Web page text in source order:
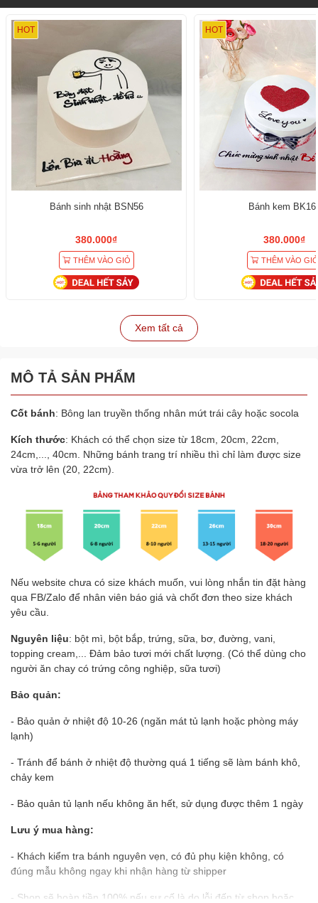
HOT
Bánh sinh nhật BSN56
380.000₫
THÊM VÀO GIỎ
HOT
Bánh kem
380.000₫
THÊM VÀO GIỎ
Xem tất cả
MÔ TẢ SẢN PHẨM
Cốt bánh: Bông lan truyền thống nhân mứt trái cây hoặc socola
Kích thước: Khách có thể chọn size từ 18cm, 20cm, 22cm,
24cm,..., 40cm. Những bánh trang trí nhiều thì chỉ làm được size
vừa trở lên (20, 22cm).
Nếu website chưa có size khách muốn, vui lòng nhắn tin đặt hàng
qua FB/Zalo để nhân viên báo giá và chốt đơn theo size khách
yêu cầu.
Nguyên liệu: bột mì, bột bắp, trứng, sữa, bơ, đường, vani,
topping cream,... Đảm bảo tươi mới chất lượng. (Có thể dùng cho
người ăn chay có trứng công nghiệp, sữa tươi)
Bảo quản:
- Bảo quản ở nhiệt độ 10-26 (ngăn mát tủ lạnh hoặc phòng máy
lạnh)
- Tránh để bánh ở nhiệt độ thường quá 1 tiếng sẽ làm bánh khô,
chảy kem
- Bảo quản tủ lạnh nếu không ăn hết, sử dụng được thêm 1 ngày
Lưu ý mua hàng:
- Khách kiểm tra bánh nguyên vẹn, có đủ phụ kiện không, có
đúng mẫu không ngay khi nhận hàng từ shipper
- Shop sẽ hoàn tiền 100% nếu sự cố là do lỗi đến từ shop hoặc